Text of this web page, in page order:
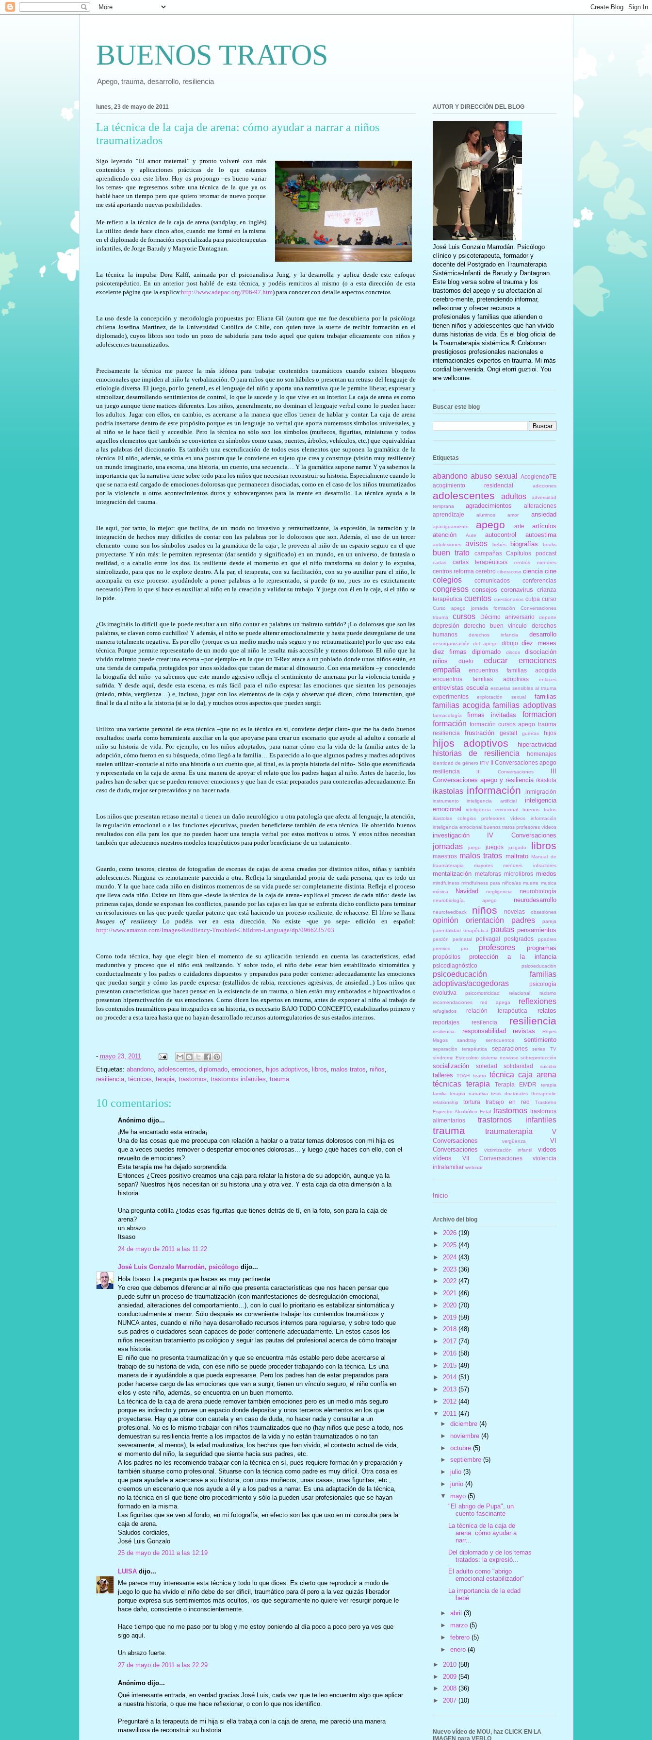
BUENOS TRATOS
Apego, trauma, desarrollo, resiliencia
lunes, 23 de mayo de 2011
La técnica de la caja de arena: cómo ayudar a narrar a niños
traumatizados
Sigo leyendo “El amor maternal” y pronto volveré con más
contenidos y aplicaciones prácticas de lo que estamos
aprendiendo con este libro. Hoy os propongo –es bueno variar
los temas- que regresemos sobre una técnica de la que ya os
hablé hace un tiempo pero que quiero retomar de nuevo porque
me está aportando nuevas posibilidades.
Me refiero a la técnica de la caja de arena (sandplay, en inglés)
La utilizo desde hace cinco años, cuando me formé en la misma
en el diplomado de formación especializada para psicoterapeutas
infantiles, de Jorge Barudy y Maryorie Dantagnan.
La técnica la impulsa Dora Kalff, animada por el psicoanalista Jung, y la desarrolla y aplica desde este enfoque
psicoterapéutico. En un anterior post hablé de esta técnica, y podéis remitiros al mismo (o a esta dirección de esta
excelente página que la explica:http://www.adepac.org/P06-97.htm) para conocer con detalle aspectos concretos.
La uso desde la concepción y metodología propuestas por Eliana Gil (autora que me fue descubierta por la psicóloga
chilena Josefina Martínez, de la Universidad Católica de Chile, con quien tuve la suerte de recibir formación en el
diplomado), cuyos libros son todo un pozo de sabiduría para todo aquel que quiera trabajar eficazmente con niños y
adolescentes traumatizados.
Precisamente la técnica me parece la más idónea para trabajar contenidos traumáticos cuando existen bloqueos
emocionales que impiden al niño la verbalización. O para niños que no son hábiles o presentan un retraso del lenguaje de
etiología diversa. El juego, por lo general, es el lenguaje del niño y aporta una narrativa que le permite liberar, expresar y
simbolizar, desarrollando sentimientos de control, lo que le sucede y lo que vive en su interior. La caja de arena es como
un juego aunque tiene matices diferentes. Los niños, generalmente, no dominan el lenguaje verbal como lo pueden hacer
los adultos. Jugar con ellos, en cambio, es acercarse a la manera que ellos tienen de hablar y contar. La caja de arena
podría insertarse dentro de este propósito porque es un lenguaje no verbal que aporta numerosos símbolos universales, y
al niño se le hace fácil y accesible. Pero la técnica no sólo son los símbolos (muñecos, figuritas, miniaturas y todos
aquellos elementos que también se convierten en símbolos como casas, puentes, árboles, vehículos, etc.) que equivaldrían
a las palabras del diccionario. Es también una escenificación de todos esos elementos que suponen la gramática de la
técnica. El niño, además, se sitúa en una postura que le convierte en sujeto que crea y construye (visión muy resiliente):
un mundo imaginario, una escena, una historia, un cuento, una secuencia… Y la gramática supone narrar. Y ya sabemos la
importancia que la narrativa tiene sobre todo para los niños que necesitan reconstruir su historia. Especialmente cuando lo
que se narra está cargado de emociones dolorosas que permanecen disociadas, como en el caso de los niños traumatizados
por la violencia u otros acontecimientos duros y sobrecargantes para la mente en desarrollo. La técnica ayuda a la
integración del trauma.
He aquí, por tanto, lo mejor: que facilita, de un modo no invasivo y retraumatizante, la expresión, la narración y la
integración de hechos muy difíciles de contar con las palabras por lo dolorosos que son. Además, el uso de un tercer
elemento -como son los símbolos usados en la gramática de la caja-, le proveen al niño de un espacio seguro en el que
proyectarse. Y aún más: le permiten representar (dar sentido y significado) en un mundo, en un universo, de fantasía o
realidad, o a caballo entre los dos. Es resiliente desde el momento en que el niño transforma su dolor y lo expulsa,
simbolizado, para que no le explote dentro. A la par, el terapeuta, con su facilitación, con su yo auxiliar para el niño, le
acompaña en este proceso: ayudándole a poner palabras a lo representado, si puede (o no, pues no es estrictamente
necesario) Pero lo que sí hace es auxiliar al niño en la creación y validar su trabajo. Y juega con él en la caja, si el niño se
lo pide.
¿Os imagináis lo difícil que le puede resultar a un niño contar en palabras un maltrato sufrido? ¡Lo dolorosas que son las
palabras, se clavan como cuchillos! Y además, el niño se puede alterar emocionalmente y hasta puede desregularse de una
manera totalmente negativa. Es por ello (porque es un medio mucho más seguro y no retraumatizante) por lo que uso esta
técnica. Porque permite representarlo de un modo que al niño le resulta más accesible y menos doloroso. El niño que ha
vivido maltrato puede crear una escena –por ejemplo- en la que un T-Rex ataca a un poblado donde unos niños están, en
una tienda de campaña, protegidos por unos soldados que tratan de matar al dinosaurio. Con esta metáfora –y conociendo
la biografía del niño- ya sabemos que este mundo agresivo refleja el sentimiento de amenaza por la violencia temida y
sufrida. Y desde aquí, desde esta escena, es más fácil para el niño expresar las emociones que sienten los personajes
(miedo, rabia, vergüenza…) e, incluso, jugar con los elementos de la caja y observar qué dicen, cómo interactúan, qué
final le da al niño a la historia (si se lo da), y muchos otros aspectos que pueden surgir.
Utilizo una variante personal de esta técnica –que no es la técnica en sí, conviene derjar claro- que me ha dado buenos
resultados: usarla como herramienta auxiliar en la que apoyarse para crear un escenario que ayude al adulto a contarle al
niño su historia de vida. Por ejemplo, en los niños adoptados, para narrar cómo era la vida de la familia antes de la
adopción, cómo fueron en su búsqueda, cómo llegó a la familia… Es parecido a lo que algunos padres y madres adoptivos
suelen utilizar -contarle al niño una historia o un cuento que, al final, es la propia historia del niño-. Sólo que escenificada
y representada en la caja de arena. Es una manera de apoyar el relato que los padres hagan al niño. Antes de hacerlo, los
padres han de saber que se pueden remover emociones y que han de estar preparados para contenerlas adecuadamente. En
caso de duda, mejor ser precavidos y no hacer nada.
Los niños que presentan retraso mental o tienen un daño neurológico u otra patología que afecta al lenguaje, la atención,
la regulación emocional o a las funciones ejecutivas, pueden beneficiarse también de esta técnica. He obtenido buenos
resultados con ella para los que no pueden hacer una terapia verbal por estos motivos u otros. Y estos niños necesitan
también que adecuemos nuestros modelos terapéuticos para poder beneficiarse de un tratamiento.
Guardo, como tesoros, cientos de fotografías de escenas de cajas de arena creadas por distintos niños, niñas y también
adolescentes. Ninguna es remotamente parecida a otra. Refleja la singularidad propia de cada persona, que es todo un
mundo. Y la que hace cada niño en distintos momentos de su vida puede ser completamente distinta. Refleja el proceso
que lleva cada niño. Existe un libro que -desde la técnica de la caja de arena- explica el proceso de cada niño: desde las
primeras cajas, donde se expresan los conflictos, pasando por las cajas en las que se enfrenta dicho conflicto para terminar
en resoluciones en las que puede quedar patente que está haciendo un proceso resiliente, de rehacerse. El libro se llama
Images of resiliencyLo podéis ver en esta dirección. No existe -que yo sepa- edición en español:
http://www.amazon.com/Images-Resiliency-Troubled-Children-Language/dp/0966235703
Como toda técnica, hay que elegir bien el momento de su aplicación teniendo en cuenta las características, edad
madurativa y proceso que el niño está realizando. Y sobre todo, el niño debe estar bien estabilizado sintomática y
conductualmente y los padres o cuidadores dispuestos y preparados para poder contener adecuadamente las emociones
que puedan surgir y cómo las puede expresar (estallidos de rabia, reacciones agresivas, de ansiedad...) Los niños que
presentan características que hacen pensar en la existencia de un trauma, o bien están muy embotados e hipoactivados o
presentan hiperactivación de sus emociones. Como dicen los expertos en trauma, antes de exponer al niño al trabajo de
los contenidos traumáticos para integrarlos en su historia, es necesario BAJO TODO CONCEPTO, estabilizarlos primero y
no proceder a esta tarea hasta que no hayan desarrollado recursos autorregulatorios de sus estados internos.
- mayo 23, 2011
Etiquetas: abandono, adolescentes diplomado, emociones hijos adoptivos libros malos tratos niños
resiliencia, técnicas terapia, trastornos trastornos infantiles trauma
10 comentarios:
Anónimo dijo...
¡Me ha encantado esta entrada¡
Una de las cosas que me preocupa con relación a hablar o a tratar temas dolorosos con mi hija es
que a veces puedes remover o despertar emociones dolorosas... y luego ¿qué haces con ello, con el
revuelto de emociones?
Esta terapia me ha dejado sorprendida.
Entonces ¿Crees positivo crearnos una caja para relatar la historia de su adopción, aunque ya la
sepan? Nuestros hijos necesitan oir su historia una y otra vez. Y esta caja da otra dimensión a la
historia.
Una pregunta cotilla ¿todas esas figuritas que tienes detrás de tí, en la foto, son para la caja de
arena?
un abrazo
Itsaso
24 de mayo de 2011 a las 11:22
José Luis Gonzalo Marrodán, psicólogodijo...
Hola Itsaso: La pregunta que haces es muy pertinente.
Yo creo que debemos diferenciar al niño que presenta características que nos hacen pensar que
puede sufrir un proceso de traumatización (con manifestaciones de desregulación emocional,
ansiedad, alteraciones del comportamiento…), con lo cual lo prioritario es estabilizar sintomática y
conductualmente al menor. Sólo después es conveniente trabajar los contenidos traumáticos y
NUNCA antes, cuando el niño haya desarrollado recursos internos para regularse, y sobre todo que
sus padres o cuidadores sean capaces de poder contenerle adecuadamente. En estos casos los
niños necesitan tratamiento psicológico y seguir las pautas del profesional acerca de cómo trabajar
esa historia.
El niño que no presenta traumatización y que se encuentra más estable pero debe acercarse al
trabajo de su historia de vida, con ese niño se puede proceder trabajando con la técnica. Es una
manera de ir ayudándole a que pueda expresarse. Pero los padres han de estar preparados para
poder hacerse cargo de las emociones que van a surgir, tienen un vínculo seguro, el niño confía en
ellos y este niño, además, se encuentra en un buen momento.
La técnica de la caja de arena puede remover también emociones pero es un medio más seguro
porque es indirecto y provee un espacio donde depositar y unos terceros elementos en los que
proyectarse. Hay que obrar con cautela y en caso de duda, no hacer nada y consultar a un
profesional. No es lo mismo trabajar con niños traumatizados que no (hay niños que pese a todo, nos
demuestran su resiliencia frente a los impactos de la vida y no están traumatizados o no tan
severamente, al menos), la edad madurativa, los hechos que han vivido, el contexto actual de vida,
el momento del niño, la seguridad que siente hacia sus padres, etc.
A los padres no les recomiendo trabajar con la técnica en sí, pues requiere formación y preparación y
también situarse como profesional. Situarse con la técnica como padre es muy difícil. Otra cosa es
que para ayudarle a acercarse a su historia, con unos muñecos, unas casas, unas figuritas, etc.,
creemos un escenario que nos ayude a él y a los padres a narrar. Es una adaptación de la técnica,
no la técnica en sí que tiene otro procedimiento y sólo la pueden usar profesionales que se hayan
formado en la misma.
Las figuritas que se ven al fondo, en mi fotografía, en efecto son las que uso en mi consulta para la
caja de arena.
Saludos cordiales,
José Luis Gonzalo
25 de mayo de 2011 a las 12:19
LUISAdijo...
Me parece muy interesante esta técnica y todo lo que dices. Es cierto que reproducir a modo de
juego lo que ha vivido el niño debe de ser dificil, traumático para él pero a la vez quizás liberador
porque expresa sus sentimientos más ocultos, los que seguramente no quiere ver resurgir porque le
hace daño, consciente o inconscientemente.
Hace tiempo que no me paso por tu blog y me estoy poniendo al día poco a poco pero ya ves que
sigo aquí.
Un abrazo fuerte.
27 de mayo de 2011 a las 22:29
Anónimo dijo...
Qué interesante entrada, en verdad gracias José Luis, cada vez que te leo encuentro algo que aplicar
a nuestra historia, o que me hace reflexionar, o con lo que nos identifico.
Preguntaré a la terapeuta de mi hija si ella trabaja con la caja de arena, me pareció una manera
maravillosa de reconstruir su historia.
AUTOR Y DIRECCIÓN DEL BLOG
José Luis Gonzalo Marrodán. Psicólogo
clínico y psicoterapeuta, formador y
docente del Postgrado en Traumaterapia
Sistémica-Infantil de Barudy y Dantagnan.
Este blog versa sobre el trauma y los
trastornos del apego y su afectación al
cerebro-mente, pretendiendo informar,
reflexionar y ofrecer recursos a
profesionales y familias que atienden o
tienen niños y adolescentes que han vivido
duras historias de vida. Es el blog oficial de
la Traumaterapia sistémica.® Colaboran
prestigiosos profesionales nacionales e
internacionales expertos en trauma. Mi más
cordial bienvenida. Ongi etorri guztioi. You
are wellcome.
Buscar este blog
Etiquetas
abandono abuso sexual
AcogiendoTE
acogimiento residencial
adicciones
adolescentes adultos
adversidad
temprana
agradecimientos
alteraciones
aprendizaje
alumnos amor ansiedad
apaciguamiento apego arte
artículos
atención
Aute autocontrol autoestima
autolesiones avisos bebés biografías books
buen trato campañas Capítulos podcast
cartas cartas terapéuticas centros menores
centros reforma cerebro ciberacoso ciencia cine
colegios comunicados conferencias
congresos consejos coronavirus
crianza
terapéutica cuentos cuestionarios culpa curso
Curso apego jornada formación Conversaciones
trauma
cursos Décimo aniversario deporte
depresión derecho buen vínculo
derechos
humanos
derechos infancia desarrollo
desorganización del apego dibujo diez meses
diez firmas
diplomado discos
disociación
niños
duelo educar
emociones
empatía
encuentros familias acogida
encuentros familias adoptivas
enlaces
entrevistas escuela escuelas sensibles al trauma
experimentos explotación sexual familias
familias acogida familias adoptivas
farmacología firmas invitadas
formacion
formación formación cursos apego trauma
resiliencia
frustración gestalt guerras hijos
hijos adoptivos hiperactividad
historias de resiliencia homenajes
identidad de género IFIV II Conversaciones apego
resiliencia
III Conversaciones
III
Conversaciones apego y resiliencia ikastola
ikastolas información inmigración
instrumento inteligencia artificial
inteligencia
emocional
inteligencia emocional buenos tratos
ikastolas colegios profesores vídeos información
inteligencia emocional buenos tratos profesores vídeos
investigación IV Conversaciones
jornadas juego juegos juzgado libros
maestros malos tratos maltrato Manual de
traumaterapia
mayores menores infractores
mentalización metaforas microlibros miedos
mindfulness mindfulness para niños/as muerte musica
música
Navidad negligencia neurobiología
neurobiología. apego neurodesarrollo
neurofeedback niños novelas obsesiones
opinión orientación padres
pareja
parentalidad terapéutica
pautas pensamientos
perdón perinatal polivagal postgrados
ppadres
premios
pro profesores programas
propósitos protección a la infancia
psicodiagnóstico psicoeducación
psicoeducación familias
adoptivas/acogedoras
psicología
evolutiva
psicomotricidad relacional
racismo
recomendaciones
red apega reflexiones
refugiados relación terapéutica relatos
reportajes resilencia resiliencia
resiliencia. responsabilidad revistas
Reyes
Magos
sandtray senticuentos sentimiento
separación terapéutica separaciones
series TV
síndrome Estocolmo sistema nervioso sobreprotección
socialización soledad solidaridad suicidio
talleres TDAH teatro
técnica caja arena
técnicas
terapia Terapia EMDR
terapia
familia
terapia narrativa tesis doctorales
therapeutic
relationship
tortura trabajo en red
Trastorno
Espectro Alcohólico Fetal trastornos trastornos
alimentarios
trastornos infantiles
trauma traumaterapia
V
Conversaciones
vergüenza
VI
Conversaciones
victimización infantil
videos
vídeos
VII Conversaciones
violencia
intrafamiliar webinar
Inicio
Archivo del blog
► 2026 (19)
► 2025 (44)
► 2024 (43)
► 2023 (36)
► 2022 (47)
► 2021 (46)
► 2020 (70)
► 2019 (59)
► 2018 (48)
► 2017 (74)
► 2016 (58)
► 2015 (49)
► 2014 (51)
► 2013 (57)
► 2012 (44)
▼ 2011 (47)
►diciembre(4)
► noviembre(4)
►octubre(5)
►septiembre(5)
►julio(3)
►junio(4)
▼ mayo(5)
"El abrigo de Pupa", un
cuento fascinante
La técnica de la caja de
arena: cómo ayudar a
narr...
Del diplomado y de los temas
tratados: la expresió...
El adulto como "abrigo
emocional estabilizador"
La importancia de la edad
bebé
►abril(3)
► marzo(5)
►febrero(5)
►enero(4)
► 2010 (58)
► 2009 (54)
► 2008 (36)
► 2007 (10)
Nuevo vídeo de MOU, haz CLICK EN LA
IMAGEN para VERLO